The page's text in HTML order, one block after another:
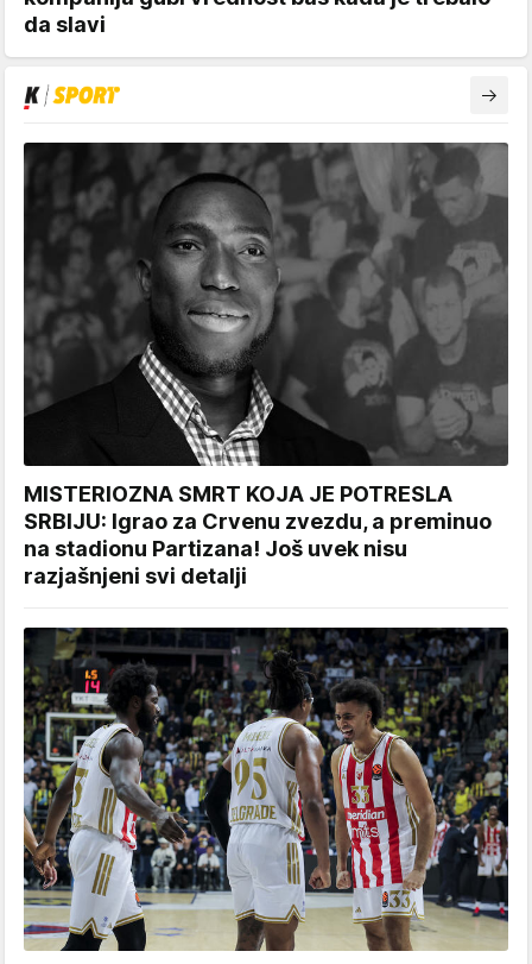
da slavi
MISTERIOZNA SMRT KOJA JE POTRESLA
SRBIJU: Igrao za Crvenu zvezdu, a preminuo
na stadionu Partizana! Još uvek nisu
razjašnjeni svi detalji